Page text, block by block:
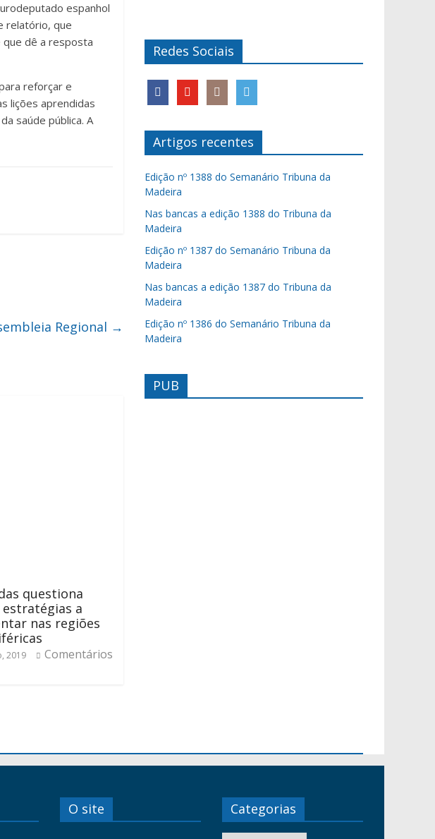
espanhol
relatório, que
que dê a resposta
reforçar e
lições aprendidas
saúde pública. A
Regional →
questiona
a
nas regiões
2019
Comentários
Redes Sociais
Artigos recentes
Edição nº 1388 do Semanário Tribuna da
Madeira
Nas bancas a edição 1388 do Tribuna da
Madeira
Edição nº 1387 do Semanário Tribuna da
Madeira
Nas bancas a edição 1387 do Tribuna da
Madeira
Edição nº 1386 do Semanário Tribuna da
Madeira
PUB
O site Categorias